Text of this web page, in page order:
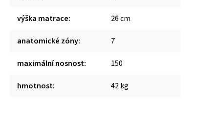
výška matrace: 26 cm
anatomické zóny: 7
maximální nosnost: 150
hmotnost: 42 kg